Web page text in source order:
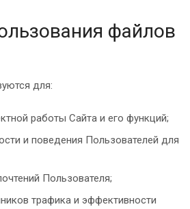
файлов
для:
работы Сайта и его функций;
и поведения Пользователей для
Пользователя;
трафика и эффективности